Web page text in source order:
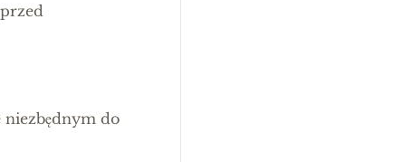
niezbędnym do